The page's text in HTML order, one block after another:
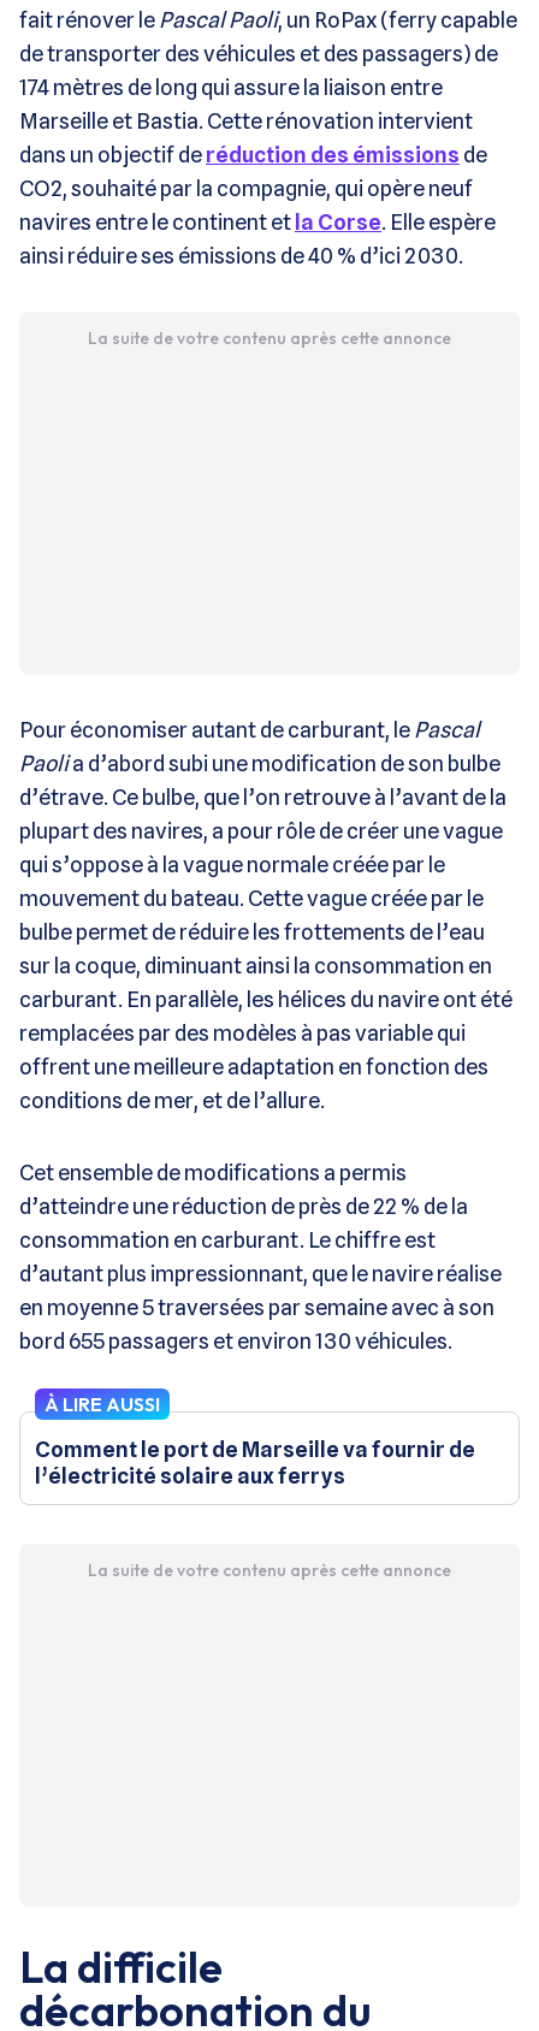
fait rénover le Pascal Paoli, un RoPax (ferry capable
de transporter des véhicules et des passagers) de
174 mètres de long qui assure la liaison entre
Marseille et Bastia. Cette rénovation intervient
dans un objectif deréduction des émissions de
CO2, souhaité par la compagnie, qui opère neuf
navires entre le continent etla Corse. Elle espère
ainsi réduire ses émissions de 40 % d’ici 2030.
La suite de votre contenu après cette annonce
Pour économiser autant de carburant, le Pascal
Paolia d’abord subi une modification de son bulbe
d’étrave. Ce bulbe, que l’on retrouve à l’avant de la
plupart des navires, a pour rôle de créer une vague
qui s’oppose à la vague normale créée par le
mouvement du bateau. Cette vague créée par le
bulbe permet de réduire les frottements de l’eau
sur la coque, diminuant ainsi la consommation en
carburant. En parallèle, les hélices du navire ont été
remplacées par des modèles à pas variable qui
offrent une meilleure adaptation en fonction des
conditions de mer, et de l’allure.
Cet ensemble de modifications a permis
d’atteindre une réduction de près de 22 % de la
consommation en carburant. Le chiffre est
d’autant plus impressionnant, que le navire réalise
en moyenne 5 traversées par semaine avec à son
bord 655 passagers et environ 130 véhicules.
À LIRE AUSSI
Comment le port de Marseille va fournir de
l’électricité solaire aux ferrys
La suite de votre contenu après cette annonce
La difficile
décarbonation du